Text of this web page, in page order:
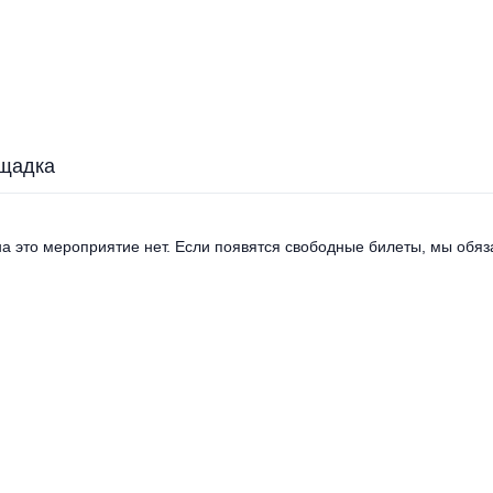
это мероприятие нет. Если появятся свободные билеты, мы